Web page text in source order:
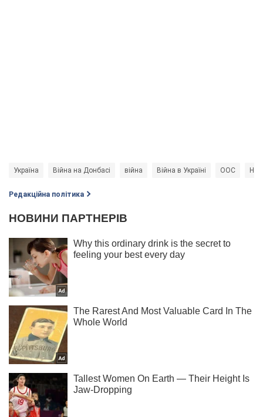
Україна Війна на Донбасі війна Війна в Україні ООС
Редакційна політика